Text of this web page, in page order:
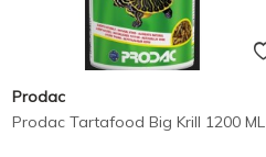
Prodac
Prodac Tartafood Big Krill 1200 ML